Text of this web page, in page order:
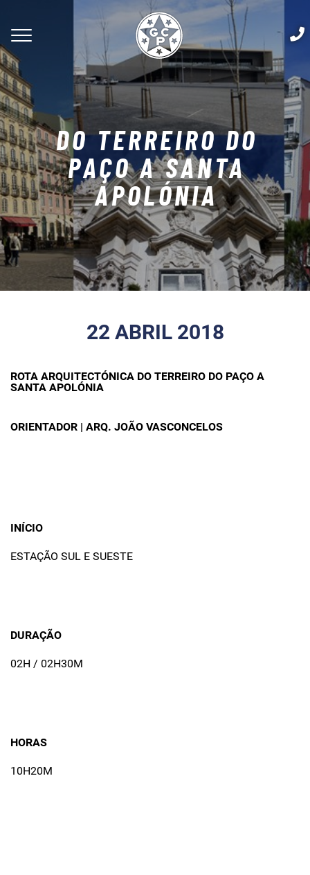
DO TERREIRO DO
PAÇO A SANTA
APOLÓNIA
22 ABRIL 2018
ROTA ARQUITECTÓNICA DO TERREIRO DO PAÇO A
SANTA APOLÓNIA
ORIENTADOR | ARQ. JOÃO VASCONCELOS
INÍCIO
ESTAÇÃO SUL E SUESTE
DURAÇÃO
02H / 02H30M
HORAS
10H20M